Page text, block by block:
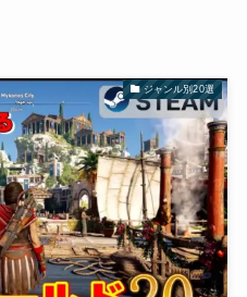
ジャンル別20選